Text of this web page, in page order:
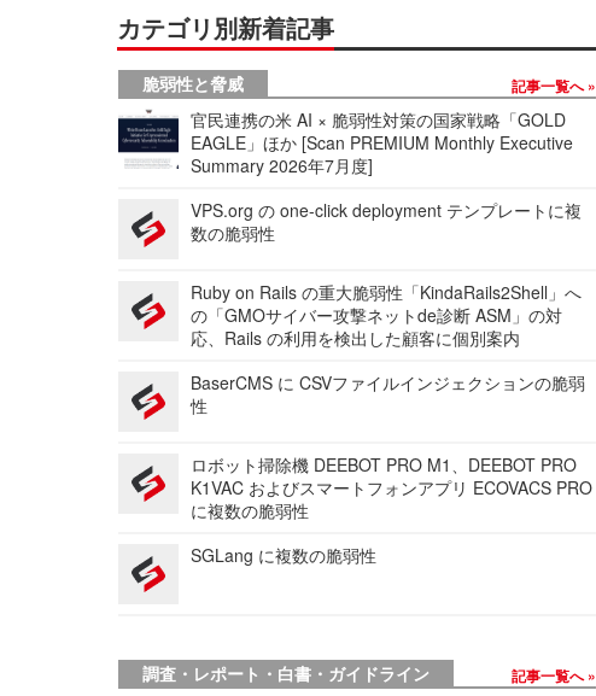
カテゴリ別新着記事
脆弱性と脅威 記事一覧へ
官民連携の米 AI × 脆弱性対策の国家戦略「GOLD
EAGLE」ほか [Scan PREMIUM Monthly Executive
Summary 2026年7月度]
VPS.org の one-click deployment テンプレートに複
数の脆弱性
Ruby on Rails の重大脆弱性「KindaRails2Shell」へ
の「GMOサイバー攻撃ネットde診断 ASM」の対
応、Rails の利用を検出した顧客に個別案内
BaserCMS に CSVファイルインジェクションの脆弱
性
ロボット掃除機 DEEBOT PRO M1、DEEBOT PRO
K1VAC およびスマートフォンアプリ ECOVACS PRO
に複数の脆弱性
SGLang に複数の脆弱性
調査・レポート・白書・ガイドライン 記事一覧へ